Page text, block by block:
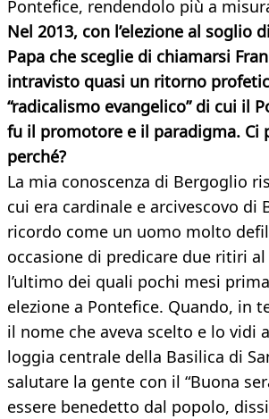
Pontefice, rendendolo più a
Nel 2013, con l’elezione al soglio
Papa che sceglie di chiamarsi
intravisto quasi un ritorno
“radicalismo evangelico” di cui il
fu il promotore e il paradigma. Ci
perché?
La mia conoscenza di Bergoglio
cui era cardinale e arcivescovo di
ricordo come un uomo molto
occasione di predicare due ritiri
l’ultimo dei quali pochi mesi
elezione a Pontefice. Quando, in
il nome che aveva scelto e lo vidi
loggia centrale della Basilica di
salutare la gente con il “Buona
essere benedetto dal popolo,